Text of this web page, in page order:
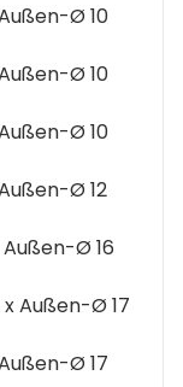
Ø 10
Ø 10
Ø 10
Ø 12
Ø 16
Außen-Ø 17
Ø 17